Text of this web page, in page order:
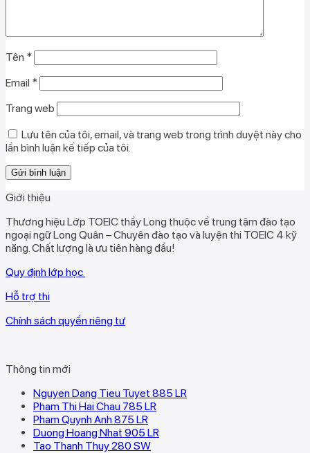
Tên *
Email *
Trang web
Lưu tên của tôi, email, và trang web trong trình duyệt này cho
lần bình luận kế tiếp của tôi.
Giới thiệu
Thương hiệu Lớp TOEIC thầy Long thuộc về trung tâm đào tạo
ngoại ngữ Long Quân – Chuyên đào tạo và luyện thi TOEIC 4 kỹ
năng. Chất lượng là ưu tiên hàng đầu!
Quy định lớp học
Hỗ trợ thi
Chính sách quyền riêng tư
Thông tin mới
Nguyen Dang Tieu Tuyet 885 LR
Pham Thi Hai Chau 785 LR
Pham Quynh Anh 875 LR
Duong Hoang Nhat 905 LR
Tao Thanh Thuy 280 SW